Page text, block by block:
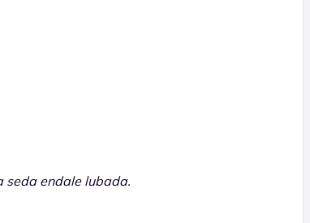
seda endale lubada.